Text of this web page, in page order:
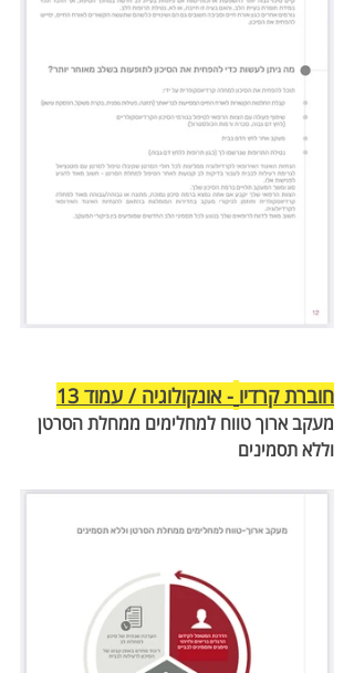
חוברת קרדיו - אונקולוגיה / עמוד 13
מעקב ארוך טווח למחלימים ממחלת הסרטן
וללא תסמינים